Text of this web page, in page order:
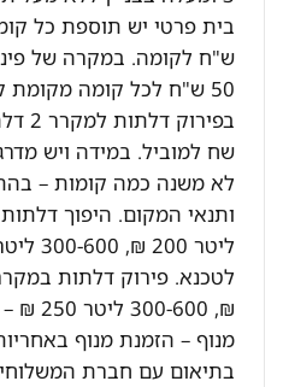
ש"ח לקומה. במקרה של
50 ש"ח לכל קומה מקומת
שח למוביל. במידה ויש
לא משנה כמה קומות –
₪, 300-600
מנוף – הזמנת מנוף
בתיאום עם חברת